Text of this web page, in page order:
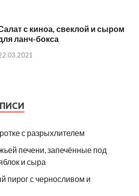
с киноа, свеклой и сыром
ланч-бокса
с разрыхлителем
печени, запечённые под
и сыра
пирог с черносливом и